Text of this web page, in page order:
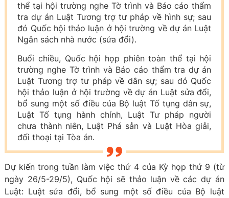
thể tại hội trường nghe Tờ trình và Báo cáo thẩm
tra dự án Luật Tương trợ tư pháp về hình sự; sau
đó Quốc hội thảo luận ở hội trường về dự án Luật
Ngân sách nhà nước (sửa đổi).
Buổi chiều, Quốc hội họp phiên toàn thể tại hội
trường nghe Tờ trình và Báo cáo thẩm tra dự án
Luật Tương trợ tư pháp về dân sự; sau đó Quốc
hội thảo luận ở hội trường về dự án Luật sửa đổi,
bổ sung một số điều của Bộ luật Tố tụng dân sự,
Luật Tố tụng hành chính, Luật Tư pháp người
chưa thành niên, Luật Phá sản và Luật Hòa giải,
đối thoại tại Tòa án.
Dự kiến trong tuần làm việc thứ 4 của Kỳ họp thứ 9 (từ
ngày 26/5-29/5), Quốc hội sẽ thảo luận về các dự án
Luật: Luật sửa đổi, bổ sung một số điều của Bộ luật